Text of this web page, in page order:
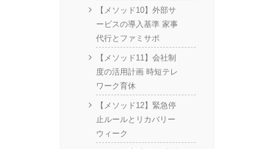
【メソッド10】外部サ
ービスの導入基準 家事
代行とファミサポ
【メソッド11】会社制
度の活用計画 時短テレ
ワーク育休
【メソッド12】緊急停
止ルールとリカバリー
ウィーク